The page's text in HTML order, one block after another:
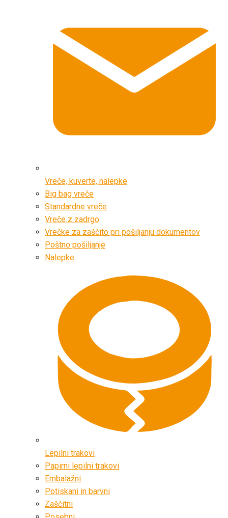
Vreče, kuverte, nalepke
Big bag vreče
Standardne vreče
Vreče z zadrgo
Vrečke za zaščito pri pošiljanju dokumentov
Poštno pošiljanje
Nalepke
Lepilni trakovi
Papirni lepilni trakovi
Embalažni
Potiskani in barvni
Zaščitni